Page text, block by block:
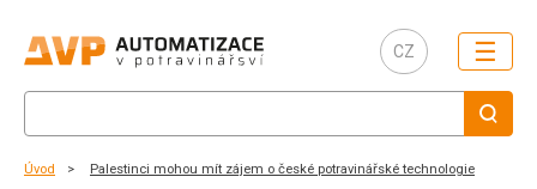
CZ ☰
Úvod Palestinci mohou mít zájem o české potravinářské technologie